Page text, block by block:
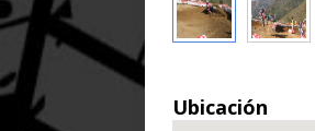
Ubicación